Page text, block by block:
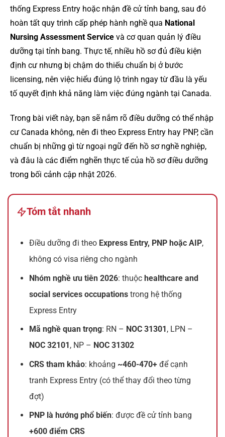
thống Express Entry hoặc nhận đề cử tỉnh bang, sau đó
hoàn tất quy trình cấp phép hành nghề qua National
Nursing Assessment Service và cơ quan quản lý điều
dưỡng tại tỉnh bang. Thực tế, nhiều hồ sơ đủ điều kiện
định cư nhưng bị chậm do thiếu chuẩn bị ở bước
licensing, nên việc hiểu đúng lộ trình ngay từ đầu là yếu
tố quyết định khả năng làm việc đúng ngành tại Canada.
Trong bài viết này, bạn sẽ nắm rõ điều dưỡng có thể nhập
cư Canada không, nên đi theo Express Entry hay PNP, cần
chuẩn bị những gì từ ngoại ngữ đến hồ sơ nghề nghiệp,
và đâu là các điểm nghẽn thực tế của hồ sơ điều dưỡng
trong bối cảnh cập nhật 2026.
Tóm tắt nhanh
Điều dưỡng đi theo Express Entry, PNP hoặc AIP,
không có visa riêng cho ngành
Nhóm nghề ưu tiên 2026: thuộchealthcare and
social services occupations trong hệ thống
Express Entry
Mã nghề quan trọng: RN – NOC 31301 , LPN –
NOC 32101 , NP – NOC 31302
CRS tham khảo: khoảng ~460-470+ để cạnh
tranh Express Entry (có thể thay đổi theo từng
đợt)
PNP là hướng phổ biến: được đề cử tỉnh bang
+600 điểm CRS